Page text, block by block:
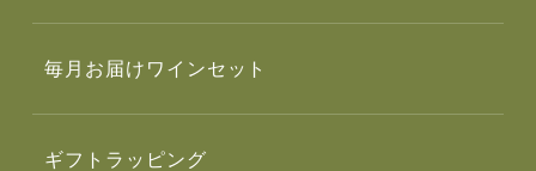
毎月お届けワインセット
ギフトラッピング